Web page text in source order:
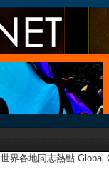
世界各地同志熱點